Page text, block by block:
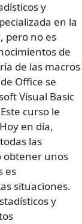
y
en la
pero no es
de
de las macros
Office se
Visual Basic
curso le
en día,
las
obtener unos
es
situaciones.
y